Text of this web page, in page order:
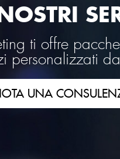
ti offre
personalizzati
UNA